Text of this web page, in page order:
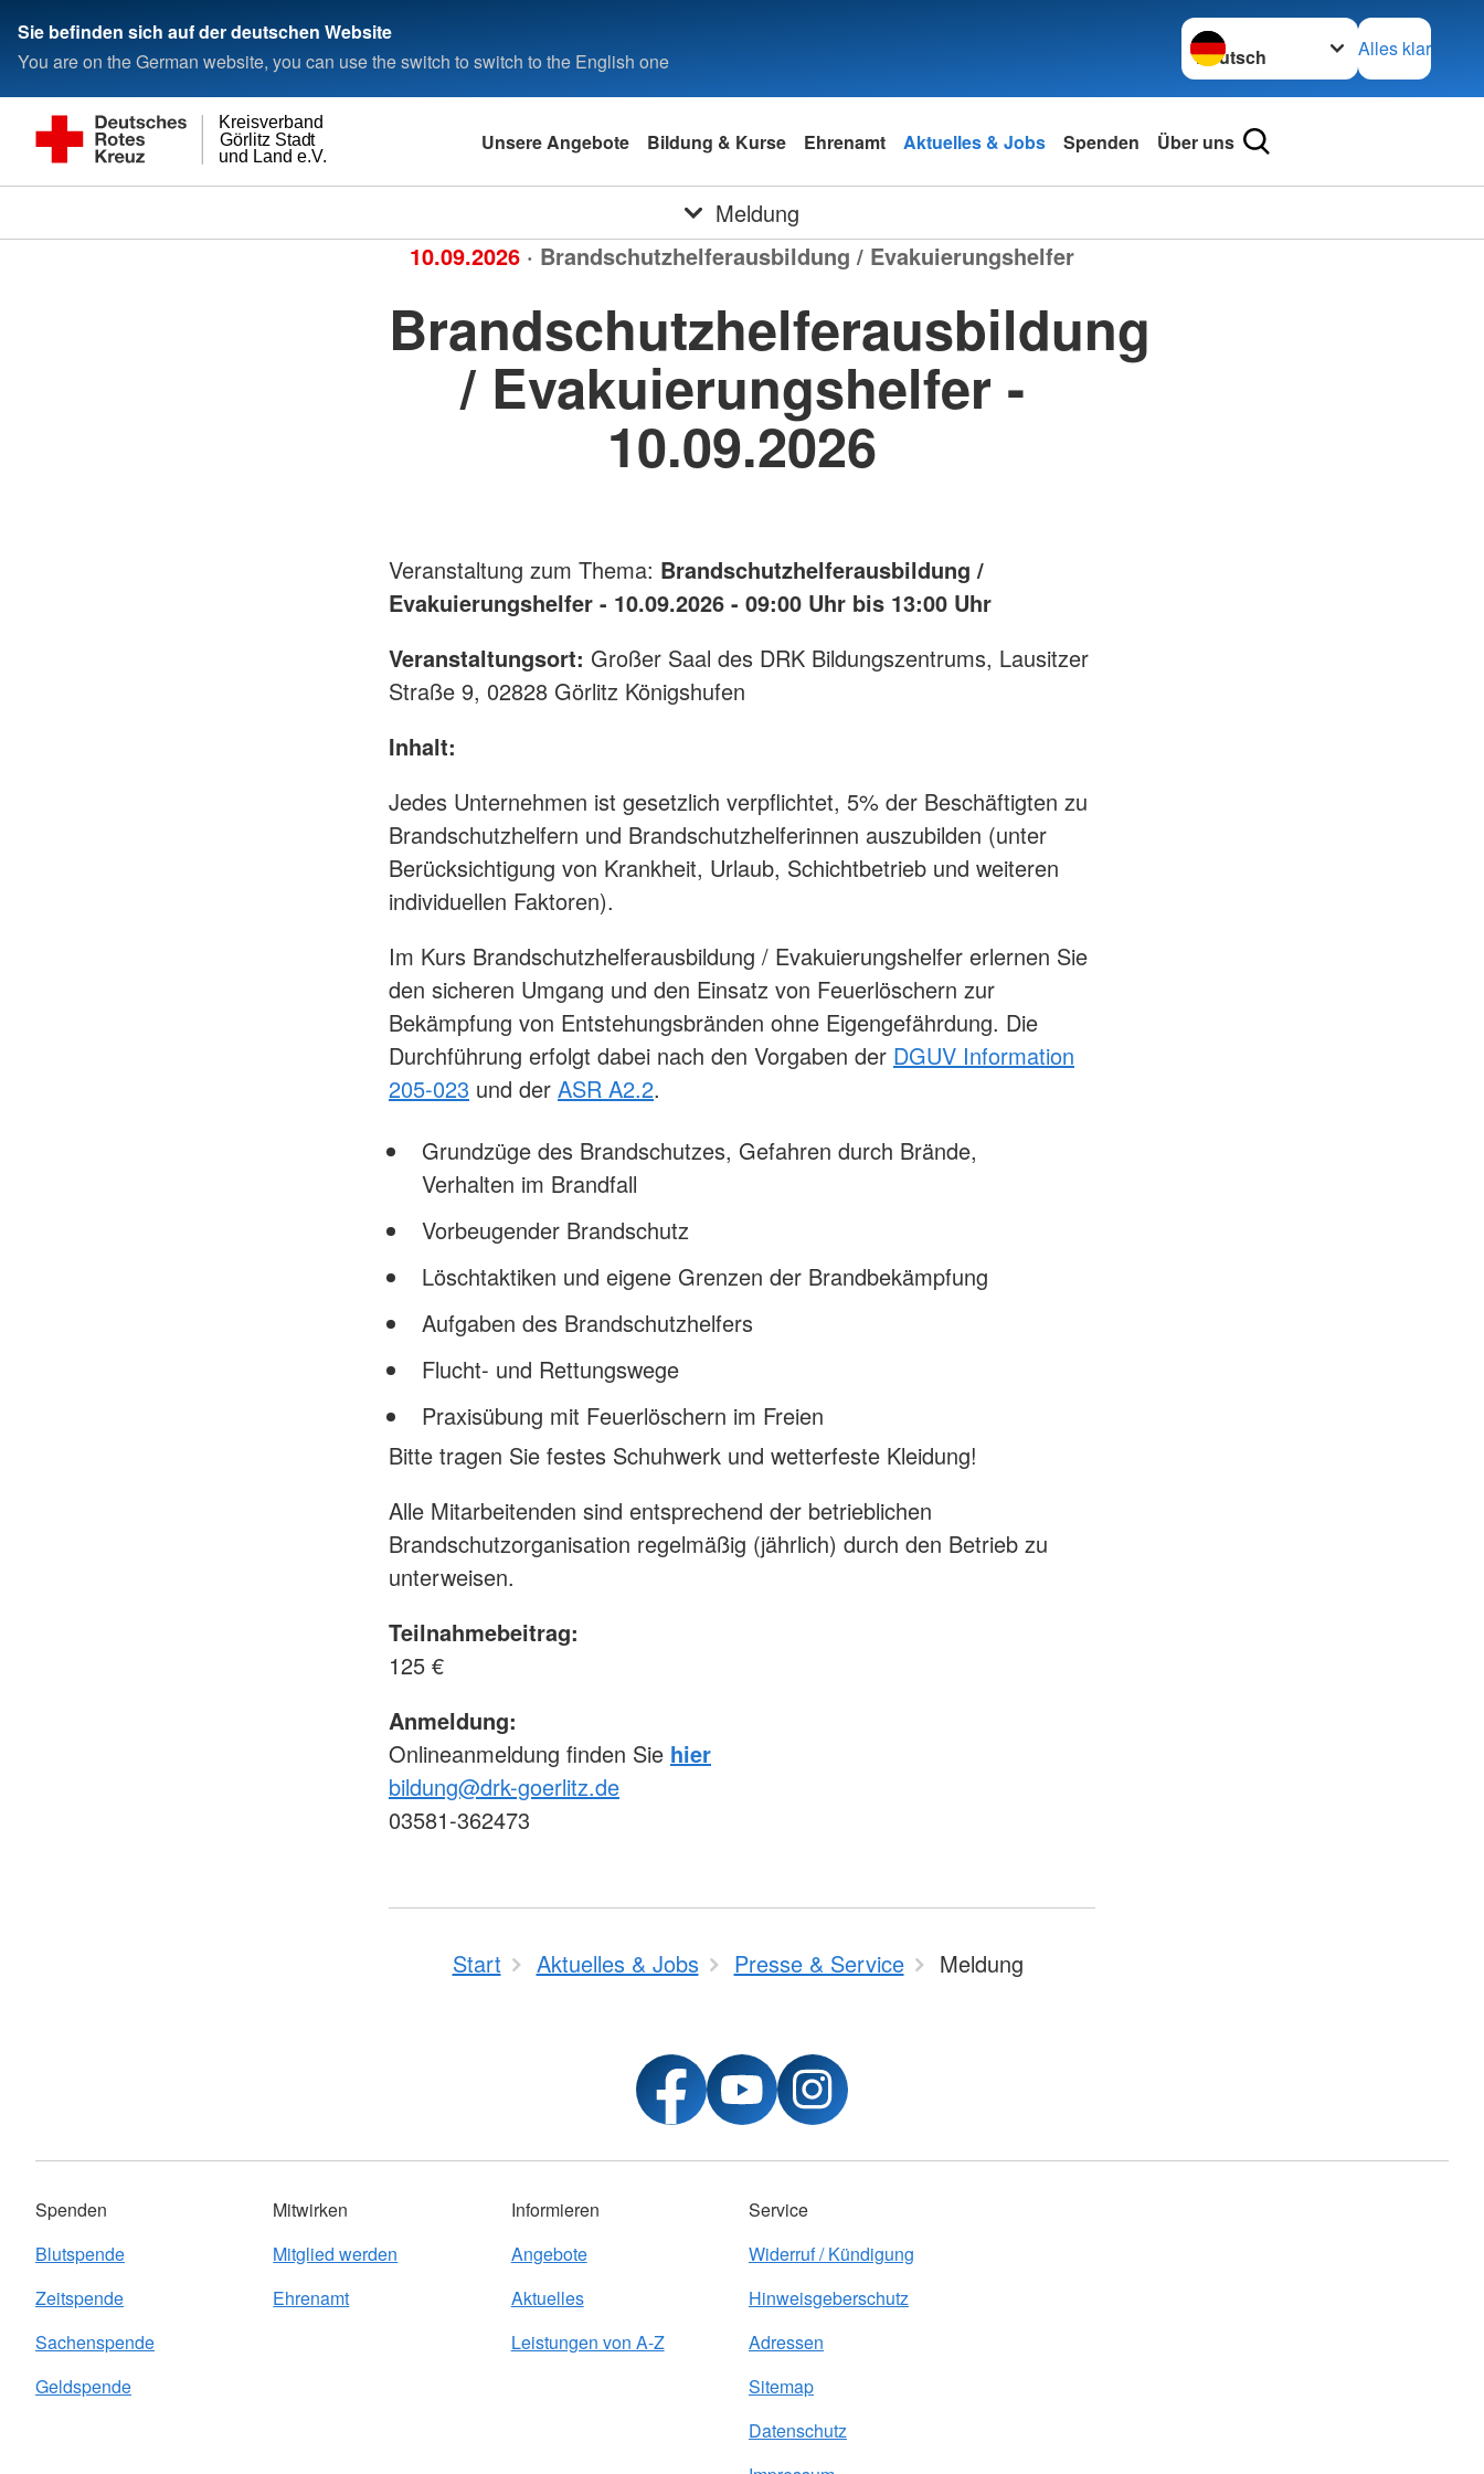
Sie befinden sich auf der deutschen Website
You are on the German website, you can use the switch to switch to the English one
Sprache wechseln zu
Alles klar
und Land e.V.
Görlitz Stadt
Kreisverband
Unsere Angebote Bildung & Kurse Ehrenamt Aktuelles & Jobs Spenden Über uns
Meldung
10.09.2026 · Brandschutzhelferausbildung / Evakuierungshelfer
Brandschutzhelferausbildung
/ Evakuierungshelfer -
10.09.2026
Veranstaltung zum Thema: Brandschutzhelferausbildung /
Evakuierungshelfer - 10.09.2026 - 09:00 Uhr bis 13:00 Uhr
Veranstaltungsort: Großer Saal des DRK Bildungszentrums, Lausitzer
Straße 9, 02828 Görlitz Königshufen
Inhalt:
Jedes Unternehmen ist gesetzlich verpflichtet, 5% der Beschäftigten zu
Brandschutzhelfern und Brandschutzhelferinnen auszubilden (unter
Berücksichtigung von Krankheit, Urlaub, Schichtbetrieb und weiteren
individuellen Faktoren).
Im Kurs Brandschutzhelferausbildung / Evakuierungshelfer erlernen Sie
den sicheren Umgang und den Einsatz von Feuerlöschern zur
Bekämpfung von Entstehungsbränden ohne Eigengefährdung. Die
Durchführung erfolgt dabei nach den Vorgaben der DGUV Information
205-023 und der ASR A2.2.
Grundzüge des Brandschutzes, Gefahren durch Brände,
Verhalten im Brandfall
Vorbeugender Brandschutz
Löschtaktiken und eigene Grenzen der Brandbekämpfung
Aufgaben des Brandschutzhelfers
Flucht- und Rettungswege
Praxisübung mit Feuerlöschern im Freien
Bitte tragen Sie festes Schuhwerk und wetterfeste Kleidung!
Alle Mitarbeitenden sind entsprechend der betrieblichen
Brandschutzorganisation regelmäßig (jährlich) durch den Betrieb zu
unterweisen.
Teilnahmebeitrag:
125 €
Anmeldung:
Onlineanmeldung finden Sie hier
bildung@drk-goerlitz.de
03581-362473
Start Aktuelles & Jobs Presse & Service Meldung
Spenden
Blutspende
Zeitspende
Sachenspende
Geldspende
Mitwirken
Mitglied werden
Ehrenamt
Informieren
Angebote
Aktuelles
Leistungen von A-Z
Service
Widerruf / Kündigung
Hinweisgeberschutz
Adressen
Sitemap
Datenschutz